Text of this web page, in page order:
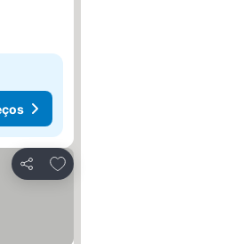
Partilhar
Adicionar aos favoritos